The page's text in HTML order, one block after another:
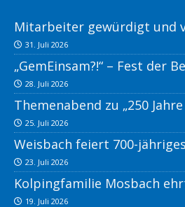
Mitarbeiter gewürdigt und
31. Juli 2026
„GemEinsam?!“ – Fest der
28. Juli 2026
Themenabend zu „250 Jahre
25. Juli 2026
Weisbach feiert 700-
23. Juli 2026
Kolpingfamilie Mosbach
19. Juli 2026